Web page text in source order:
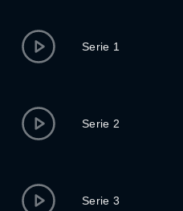
Serie 1
Serie 2
Serie 3